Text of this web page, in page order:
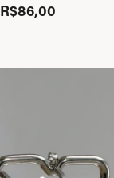
R$86,00